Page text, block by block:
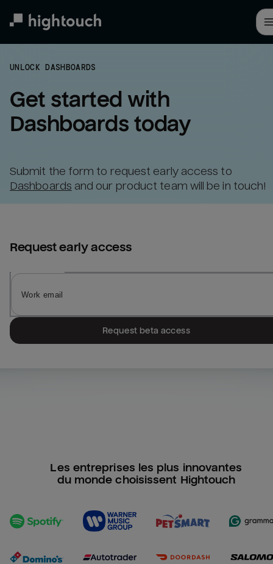
UNLOCK DASHBOARDS
Get started with
Dashboards today
Submit the form to request early access to
Dashboards and our product team will be in touch!
Request early access
Request beta access
Les entreprises les plus innovantes
du monde choisissent Hightouch